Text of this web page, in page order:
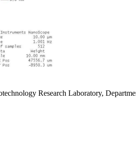
Research Laboratory,